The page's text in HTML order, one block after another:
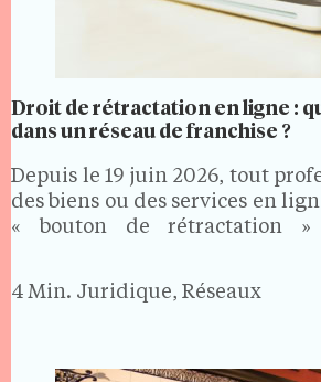
Droit de rétractation en ligne :
dans un réseau de franchise ?
Depuis le 19 juin 2026, tout
des biens ou des services en
« bouton de rétractation »
rétractation. Dans un réseau de
4 Min. Juridique, Réseaux